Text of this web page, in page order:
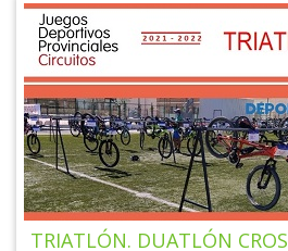
IV CIRCUITO EDUCATIVO
TRIATLÓN. DUATLÓN CROS